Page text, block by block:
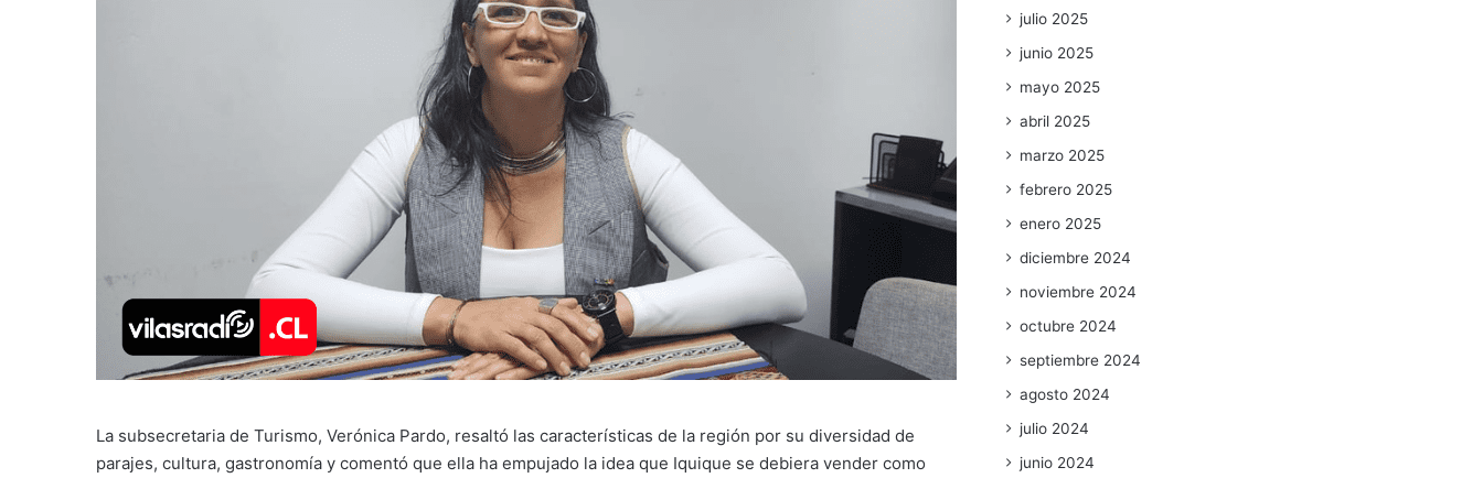
La subsecretaria de Turismo, Verónica Pardo, resaltó las características de la región por su diversidad de
parajes, cultura, gastronomía y comentó que ella ha empujado la idea que Iquique se debiera vender como
julio 2025
junio 2025
mayo 2025
abril 2025
marzo 2025
febrero 2025
enero 2025
diciembre 2024
noviembre 2024
octubre 2024
septiembre 2024
agosto 2024
julio 2024
junio 2024